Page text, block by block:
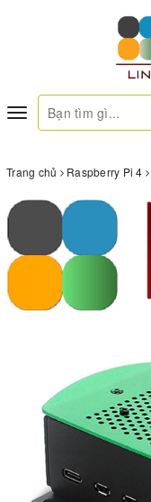
Toggle
navigation
Trang chủ Raspberry Pi 4